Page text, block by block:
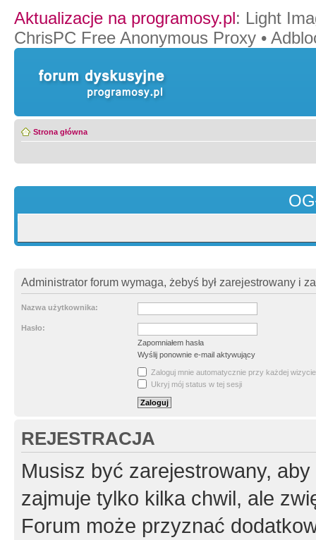
Aktualizacje na programosy.pl: Light
ChrisPC Free Anonymous Proxy •
Strona główna
Administrator forum wymaga, żebyś był zarejestrowany i
Nazwa użytkownika:
Hasło:
Zapomniałem hasła
Wyślij ponownie e-mail aktywujący
Zaloguj mnie automatycznie przy każdej wizycie
Ukryj mój status w tej sesji
REJESTRACJA
Musisz być zarejestrowany,
zajmuje tylko kilka chwil, ale
Forum może przyznać